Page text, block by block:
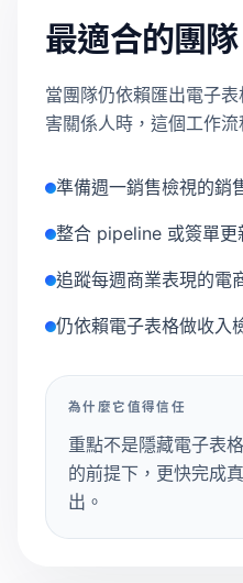
最適合的團隊
當團隊仍依賴匯出電子
害關係人時，這個工作流
準備週一銷售檢視的銷
整合 pipeline 或簽單更
追蹤每週商業表現的電
仍依賴電子表格做收入
為什麼它值得信任
重點不是隱藏電子表
的前提下，更快完成
出。